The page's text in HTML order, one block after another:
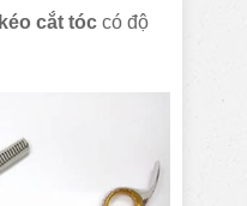
kéo cắt tóc có độ